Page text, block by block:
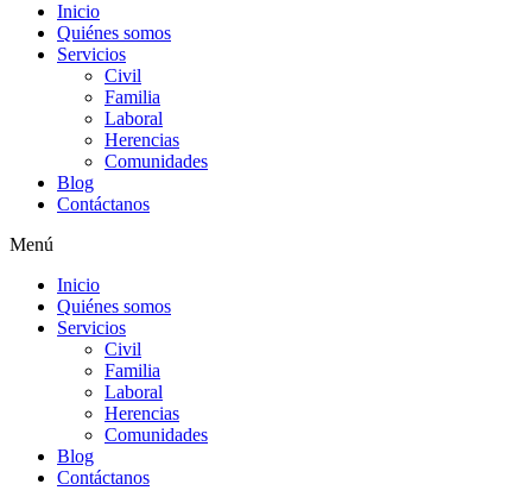
Inicio
Quiénes somos
Servicios
Civil
Familia
Laboral
Herencias
Comunidades
Blog
Contáctanos
Menú
Inicio
Quiénes somos
Servicios
Civil
Familia
Laboral
Herencias
Comunidades
Blog
Contáctanos